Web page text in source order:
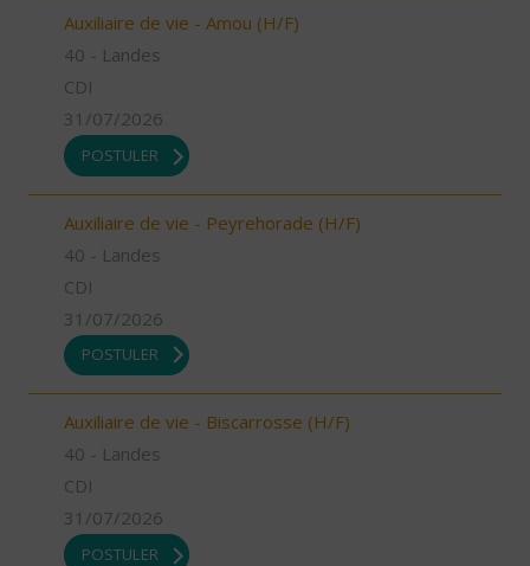
Auxiliaire de vie - Amou (H/F)
40 - Landes
CDI
31/07/2026
POSTULER
Auxiliaire de vie - Peyrehorade (H/F)
40 - Landes
CDI
31/07/2026
POSTULER
Auxiliaire de vie - Biscarrosse (H/F)
40 - Landes
CDI
31/07/2026
POSTULER